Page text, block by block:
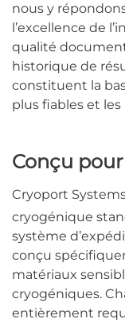
nous y
l’excellence de
qualité
historique de
constituent la
plus fiables et
Conçu
Cryoport
cryogénique
système
conçu
matériaux
cryogéniques.
entièrement